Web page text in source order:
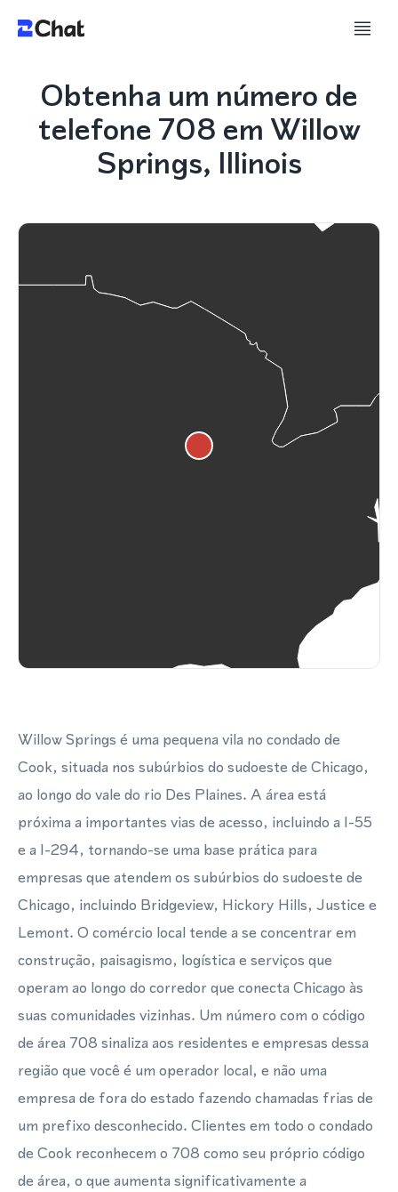
Obtenha um número de
telefone 708 em Willow
Springs, Illinois
Willow Springs é uma pequena vila no condado de
Cook, situada nos subúrbios do sudoeste de Chicago,
ao longo do vale do rio Des Plaines. A área está
próxima a importantes vias de acesso, incluindo a I-55
e a I-294, tornando-se uma base prática para
empresas que atendem os subúrbios do sudoeste de
Chicago, incluindo Bridgeview, Hickory Hills, Justice e
Lemont. O comércio local tende a se concentrar em
construção, paisagismo, logística e serviços que
operam ao longo do corredor que conecta Chicago às
suas comunidades vizinhas. Um número com o código
de área 708 sinaliza aos residentes e empresas dessa
região que você é um operador local, e não uma
empresa de fora do estado fazendo chamadas frias de
um prefixo desconhecido. Clientes em todo o condado
de Cook reconhecem o 708 como seu próprio código
de área, o que aumenta significativamente a